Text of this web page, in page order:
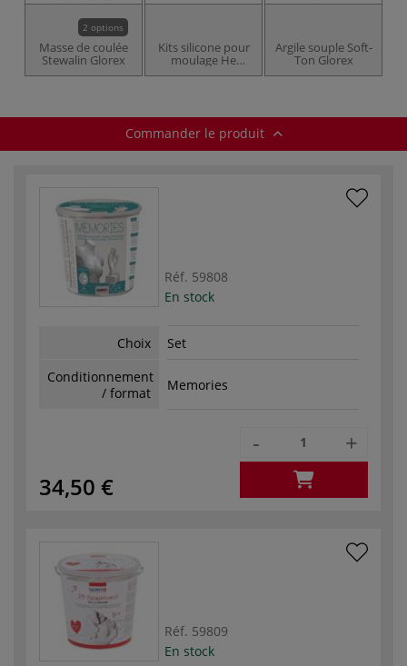
2 options
Masse de coulée
Stewalin Glorex
Kits silicone pour
moulage He
Glorex
Argile souple Soft-
Ton Glorex
Commander le produit
Réf. 59808
En stock
Choix
Set
Conditionnement
/ format
Memories
34,50 €
- +
Réf. 59809
En stock